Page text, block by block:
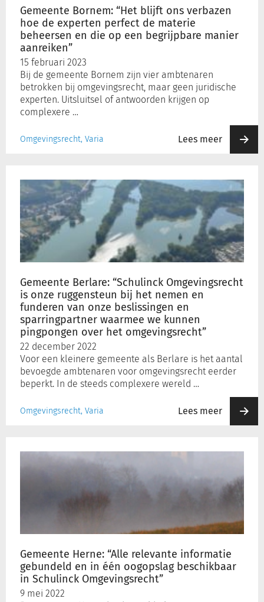
Gemeente Bornem: “Het blijft ons verbazen
hoe de experten perfect de materie
beheersen en die op een begrijpbare manier
aanreiken”
15 februari 2023
Bij de gemeente Bornem zijn vier ambtenaren
betrokken bij omgevingsrecht, maar geen juridische
experten. Uitsluitsel of antwoorden krijgen op
complexere …
Omgevingsrecht, Varia Lees meer
experten
perfect
materie
beheersen
een
begrijpbare
manier
aanreiken”
Gemeente Berlare: “Schulinck Omgevingsrecht
is onze ruggensteun bij het nemen en
funderen van onze beslissingen en
sparringpartner waarmee we kunnen
pingpongen over het omgevingsrecht”
22 december 2022
Voor een kleinere gemeente als Berlare is het aantal
bevoegde ambtenaren voor omgevingsrecht eerder
beperkt. In de steeds complexere wereld …
Omgevingsrecht, Varia Lees meer
Berlare:
“Schulinck
Omgevingsrecht
onze
ruggensteun
nemen
funderen
van
onze
beslissingen
sparringpartner
waarmee
kunnen
omgevingsrecht”
Gemeente Herne: “Alle relevante informatie
gebundeld en in één oogopslag beschikbaar
in Schulinck Omgevingsrecht”
9 mei 2022
Herne:
“Alle
één
oogopslag
beschikbaar
Schulinck